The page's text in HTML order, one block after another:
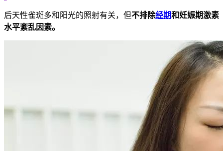
后天性雀斑多和阳光的照射有关，但不排除经期和妊娠期激素
水平紊乱因素。